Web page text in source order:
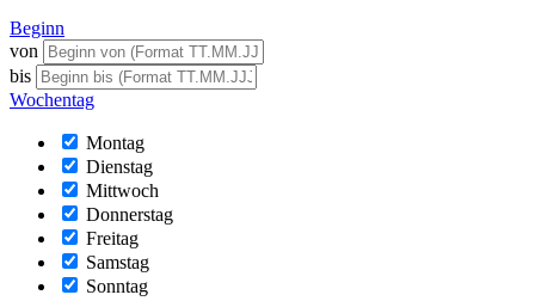
Beginn
von
bis
Wochentag
Montag
Dienstag
Mittwoch
Donnerstag
Freitag
Samstag
Sonntag